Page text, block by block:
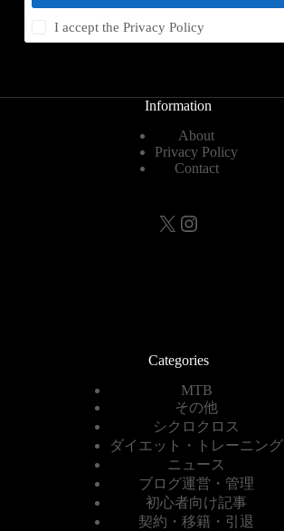
I accept thePrivacy Policy
Information
About
Privacy Policy
Contact
X Instagram
Categories
MTB
その他
シクロクロス
ダイエット・トレーニング
ニュース
ブログ運営・管理
初心者向け記事
契約・移籍・引退